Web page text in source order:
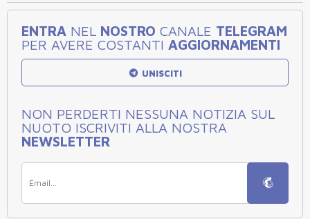
ENTRA NEL NOSTRO CANALE TELEGRAM
PER AVERE COSTANTI AGGIORNAMENTI
UNISCITI
NON PERDERTI NESSUNA NOTIZIA SUL
NUOTO ISCRIVITI ALLA NOSTRA
NEWSLETTER